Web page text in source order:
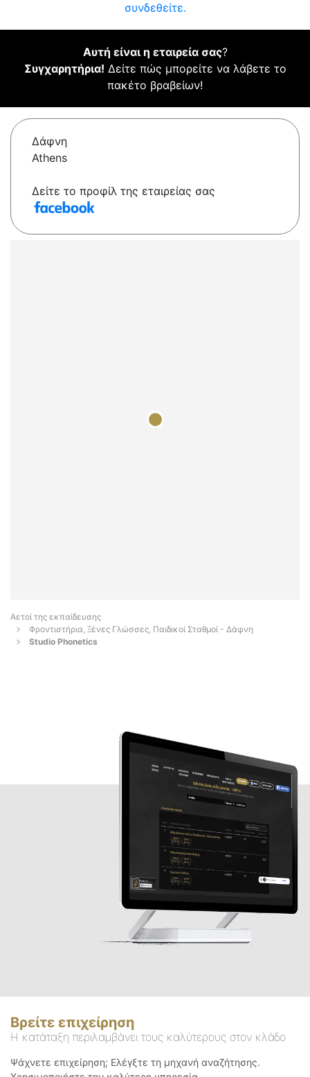
συνδεθείτε.
Αυτή είναι η εταιρεία σας?
Συγχαρητήρια! Δείτε πώς μπορείτε να λάβετε το
πακέτο βραβείων!
Δάφνη
Athens
Δείτε το προφίλ της εταιρείας σας
Αετοί της εκπαίδευσης
Φροντιστήρια, Ξένες Γλώσσες, Παιδικοί Σταθμοί - Δάφνη
Studio Phonetics
Βρείτε επιχείρηση
Η κατάταξη περιλαμβάνει τους καλύτερους στον κλάδο
Ψάχνετε επιχείρηση; Ελέγξτε τη μηχανή αναζήτησης.